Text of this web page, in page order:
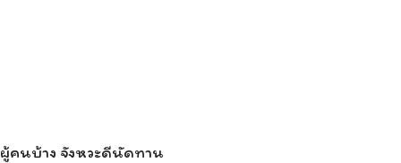
ผู้คนบ้าง จังหวะดีนัดทาน